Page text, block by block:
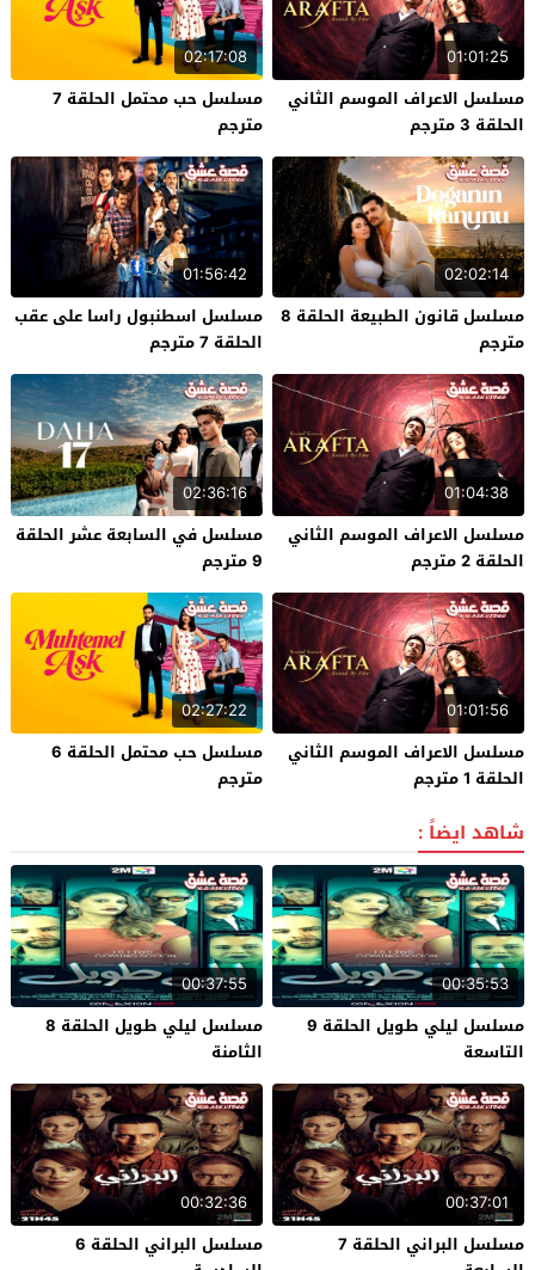
01:01:25
مسلسل الاعراف الموسم الثاني
الحلقة 3 مترجم
02:17:08
مسلسل حب محتمل الحلقة 7
مترجم
02:02:14
مسلسل قانون الطبيعة الحلقة 8
مترجم
01:56:42
مسلسل اسطنبول راسا على عقب
الحلقة 7 مترجم
01:04:38
مسلسل الاعراف الموسم الثاني
الحلقة 2 مترجم
02:36:16
مسلسل في السابعة عشر الحلقة
9 مترجم
01:01:56
مسلسل الاعراف الموسم الثاني
الحلقة 1 مترجم
02:27:22
مسلسل حب محتمل الحلقة 6
مترجم
شاهد ايضاً :
00:35:53
مسلسل ليلي طويل الحلقة 9
التاسعة
00:37:55
مسلسل ليلي طويل الحلقة 8
الثامنة
00:37:01
مسلسل البراني الحلقة 7
00:32:36
مسلسل البراني الحلقة 6